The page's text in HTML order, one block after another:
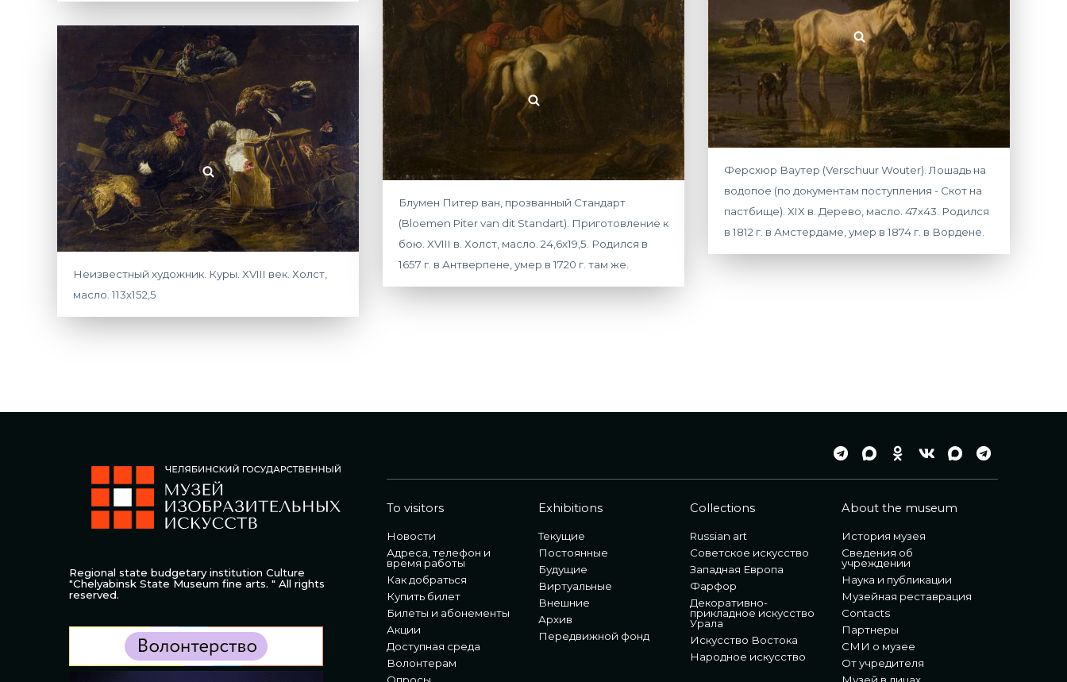
Неизвестный художник. Куры. XVIII век. Холст,
масло. 113х152,5
Блумен Питер ван, прозванный Стандарт
(Bloemen Piter van dit Standart). Приготовление к
бою. XVIII в. Холст, масло. 24,6х19,5. Родился в
1657 г. в Антверпене, умер в 1720 г. там же.
Ферсхюр Ваутер (Verschuur Wouter). Лошадь на
водопое (по документам поступления - Скот на
пастбище). XIX в. Дерево, масло. 47х43. Родился
в 1812 г. в Амстердаме, умер в 1874 г. в Вордене.
Regional state budgetary institution Culture
"Chelyabinsk State Museum fine arts. " All rights
reserved.
To visitors
Новости
Адреса, телефон и
время работы
Как добраться
Купить билет
Билеты и абонементы
Акции
Доступная среда
Волонтерам
Exhibitions
Текущие
Постоянные
Будущие
Виртуальные
Внешние
Архив
Передвижной фонд
Collections
Russian art
Советское искусство
Западная Европа
Фарфор
Декоративно-
прикладное искусство
Урала
Искусство Востока
Народное искусство
About the museum
История музея
Сведения об
учреждении
Наука и публикации
Музейная реставрация
Contacts
Партнеры
СМИ о музее
От учредителя